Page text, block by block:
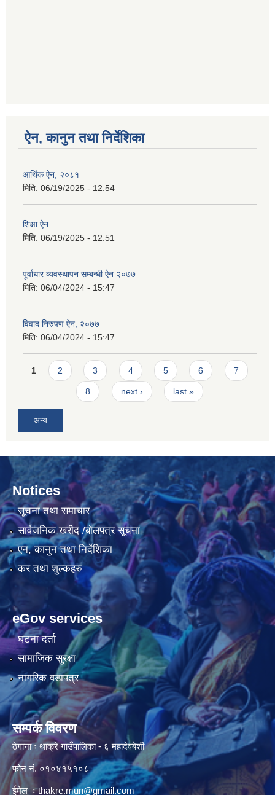
ऐन, कानुन तथा निर्देशिका
आर्थिक ऐन, २०८१
मिति: 06/19/2025 - 12:54
शिक्षा ऐन
मिति: 06/19/2025 - 12:51
पूर्वाधार व्यवस्थापन सम्बन्धी ऐन २०७७
मिति: 06/04/2024 - 15:47
विवाद निरुपण ऐन, २०७७
मिति: 06/04/2024 - 15:47
Pages
1 2 3 4 5 6 7
8 next › last »
अन्य
Notices
सूचना तथा समाचार
सार्वजनिक खरीद /बोलपत्र सूचना
एन, कानुन तथा निर्देशिका
कर तथा शुल्कहरु
eGov services
घटना दर्ता
सामाजिक सुरक्षा
नागरिक वडापत्र
सम्पर्क विवरण
ठेगाना ः थाक्रे गाउँपालिका - ६ महादेवबेशी
फोन नं. ०१०४१५१०८
ईमेल ःthakre.mun@gmail.com